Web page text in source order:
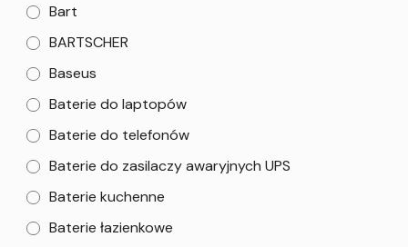
Bart
BARTSCHER
Baseus
Baterie do laptopów
Baterie do telefonów
Baterie do zasilaczy awaryjnych UPS
Baterie kuchenne
Baterie łazienkowe